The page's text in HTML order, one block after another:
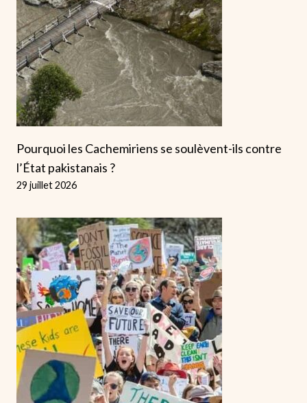
Pourquoi les Cachemiriens se soulèvent-ils contre
l’État pakistanais ?
29 juillet 2026